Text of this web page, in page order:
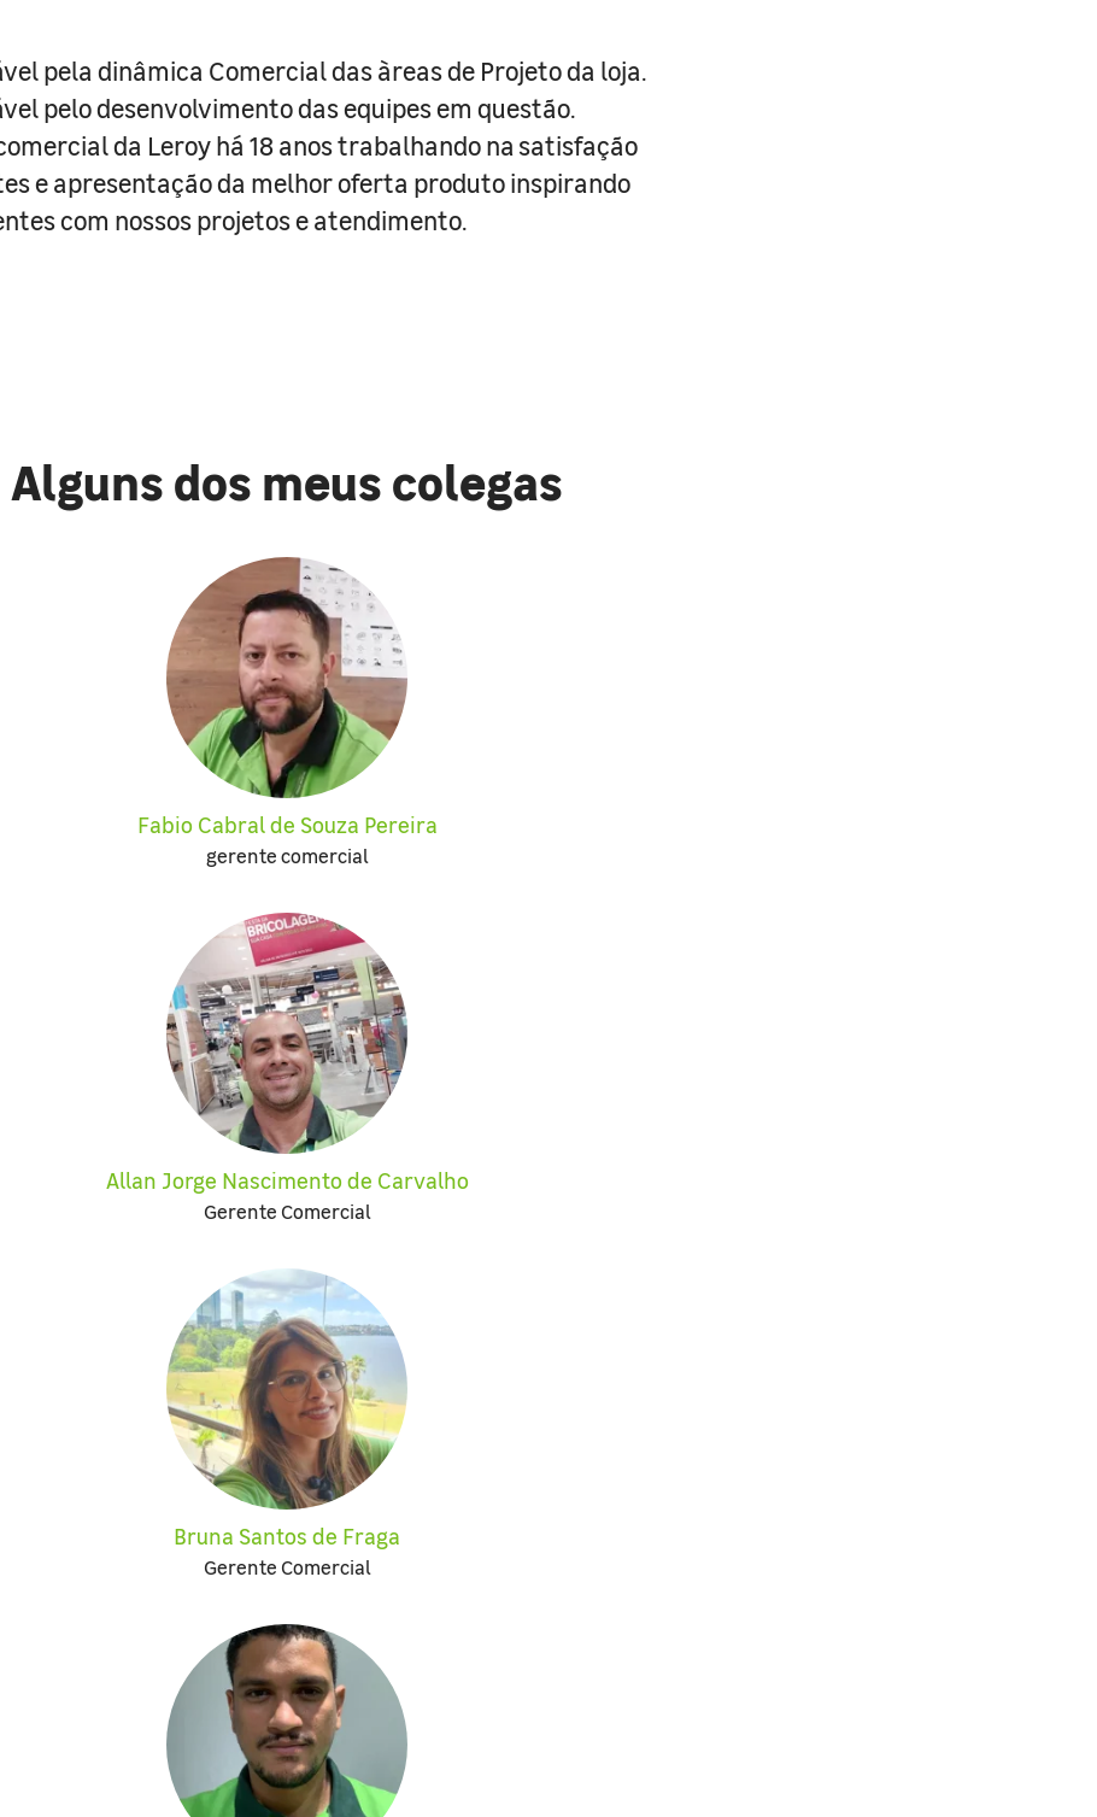
pela dinâmica Comercial das àreas de Projeto da loja.
pelo desenvolvimento das equipes em questão.
da Leroy há 18 anos trabalhando na satisfação
e apresentação da melhor oferta produto inspirando
com nossos projetos e atendimento.
Alguns dos meus colegas
Fabio Cabral de Souza Pereira
gerente comercial
Allan Jorge Nascimento de Carvalho
Gerente Comercial
Bruna Santos de Fraga
Gerente Comercial